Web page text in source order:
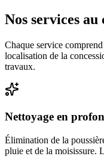
Nos services
Chaque service
localisation de la
travaux.
Nettoyage en
Élimination de la
pluie et de la moisissure.